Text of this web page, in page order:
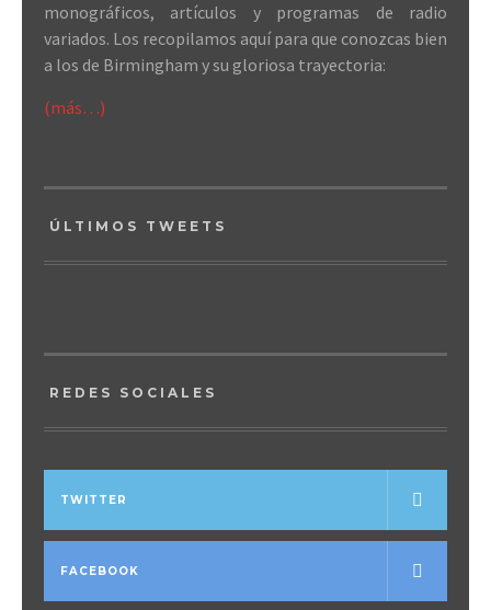
monográficos, artículos y programas de radio
variados. Los recopilamos aquí para que conozcas bien
a los de Birmingham y su gloriosa trayectoria:
(más…)
ÚLTIMOS TWEETS
REDES SOCIALES
TWITTER
FACEBOOK